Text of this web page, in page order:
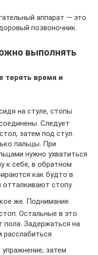
аппарат — это
позвоночник.
выполнять
терять время и
на стуле, стопы
Следует
затем под стул.
пальцы. При
нужно ухватиться
к себе, в обратном
как будто в
отталкивают стопу.
же. Поднимание
Остальные в это
Задержаться на
затем